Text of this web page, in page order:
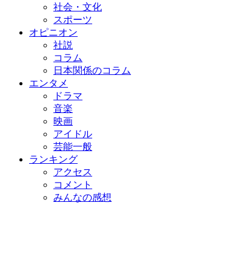
社会・文化
スポーツ
オピニオン
社説
コラム
日本関係のコラム
エンタメ
ドラマ
音楽
映画
アイドル
芸能一般
ランキング
アクセス
コメント
みんなの感想